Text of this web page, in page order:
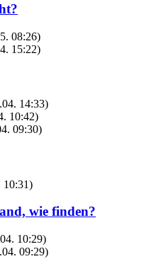
08:26)
15:22)
14:33)
10:42)
09:30)
10:31)
wie finden?
10:29)
09:29)